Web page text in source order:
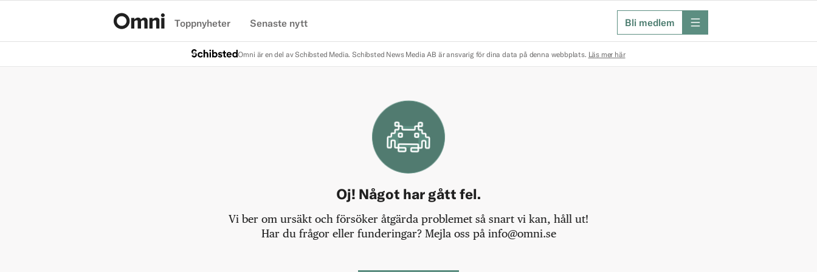
Toppnyheter Senaste nytt Bli medlem meny
Omni är en del av Schibsted Media. Schibsted News Media AB är ansvarig för dina data på denna webbplats. Läs mer här
Oj! Något har gått fel.
Vi ber om ursäkt och försöker åtgärda problemet så snart vi kan, håll ut!
Har du frågor eller funderingar? Mejla oss på info@omni.se